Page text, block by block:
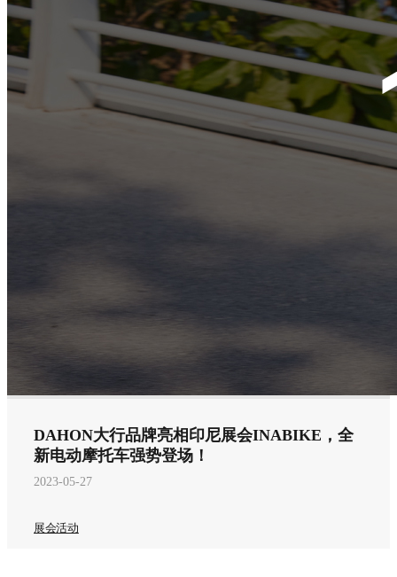
DAHON大行品牌亮相印尼展会INABIKE，全
新电动摩托车强势登场！
2023-05-27
展会活动